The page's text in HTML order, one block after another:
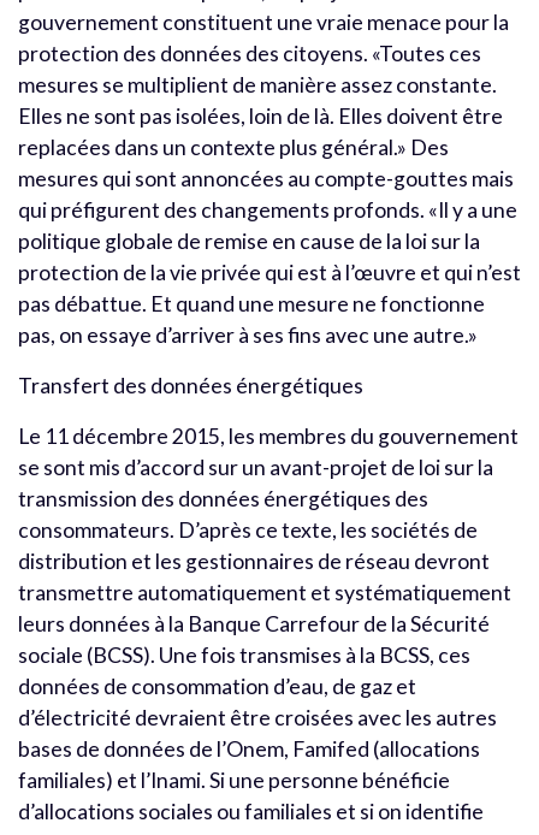
gouvernement constituent une vraie menace pour la
protection des données des citoyens. «Toutes ces
mesures se multiplient de manière assez constante.
Elles ne sont pas isolées, loin de là. Elles doivent être
replacées dans un contexte plus général.» Des
mesures qui sont annoncées au compte-gouttes mais
qui préfigurent des changements profonds. «Il y a une
politique globale de remise en cause de la loi sur la
protection de la vie privée qui est à l’œuvre et qui n’est
pas débattue. Et quand une mesure ne fonctionne
pas, on essaye d’arriver à ses fins avec une autre.»
Transfert des données énergétiques
Le 11 décembre 2015, les membres du gouvernement
se sont mis d’accord sur un avant-projet de loi sur la
transmission des données énergétiques des
consommateurs. D’après ce texte, les sociétés de
distribution et les gestionnaires de réseau devront
transmettre automatiquement et systématiquement
leurs données à la Banque Carrefour de la Sécurité
sociale (BCSS). Une fois transmises à la BCSS, ces
données de consommation d’eau, de gaz et
d’électricité devraient être croisées avec les autres
bases de données de l’Onem, Famifed (allocations
familiales) et l’Inami. Si une personne bénéficie
d’allocations sociales ou familiales et si on identifie